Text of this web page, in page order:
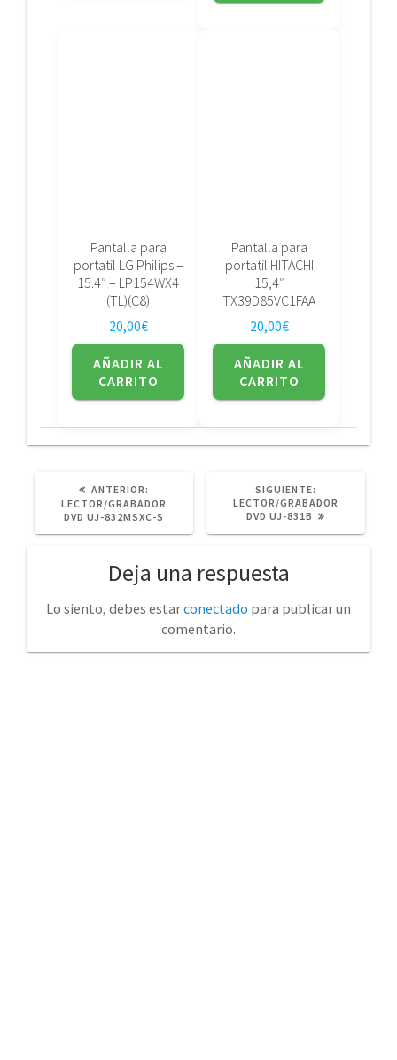
Pantalla para
portatil LG Philips –
15.4″ – LP154WX4
(TL)(C8)
20,00€
AÑADIR AL
CARRITO
Pantalla para
portatil HITACHI
15,4″
TX39D85VC1FAA
20,00€
AÑADIR AL
CARRITO
ANTERIOR:
ANTERIOR:
LECTOR/GRABADOR
DVD UJ-832MSXC-S
SIGUIENTE:
POST:
LECTOR/GRABADOR
DVD UJ-831B
Deja una respuesta
Lo siento, debes estarconectado para publicar un
comentario.